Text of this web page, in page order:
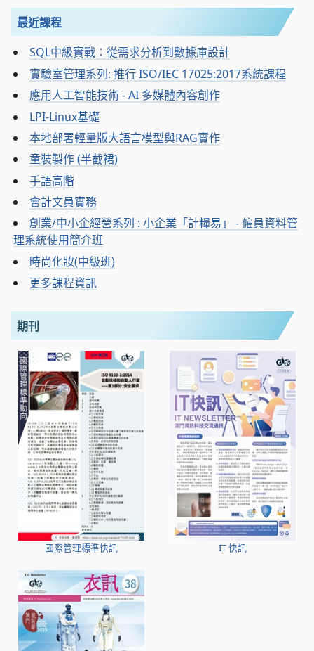
最近課程
SQL中級實戰：從需求分析到數據庫設計
實驗室管理系列: 推行 ISO/IEC 17025:2017系統課程
應用人工智能技術 - AI 多媒體內容創作
LPI-Linux基礎
本地部署輕量版大語言模型與RAG實作
童裝製作 (半截裙)
手語高階
會計文員實務
創業/中小企經營系列 : 小企業「計糧易」 - 僱員資料管
理系統使用簡介班
時尚化妝(中級班)
更多課程資訊
期刊
國際管理標準快訊 IT 快訊